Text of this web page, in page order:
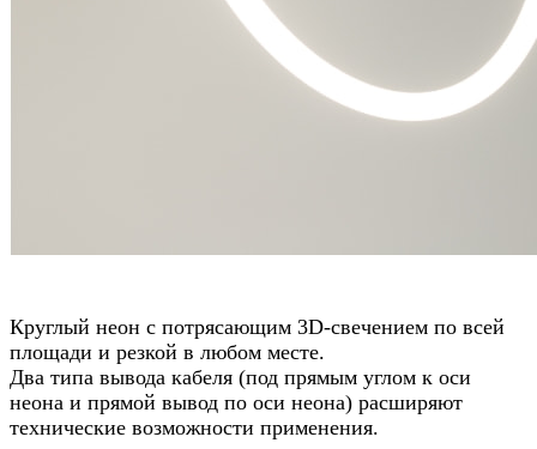
Круглый неон с потрясающим 3D-свечением по всей
площади и резкой в любом месте.
Два типа вывода кабеля (под прямым углом к оси
неона и прямой вывод по оси неона) расширяют
технические возможности применения.